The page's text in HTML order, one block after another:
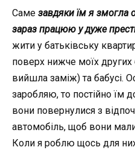
Саме завдяки їм я змогла
зараз працюю у дуже
жити у батьківську
поверх нижче моїх других
вийшла заміж) та бабусі.
заробляю, то постійно їм
вони повернулися з
автомобіль, щоб вони
Коли я роблю щось для